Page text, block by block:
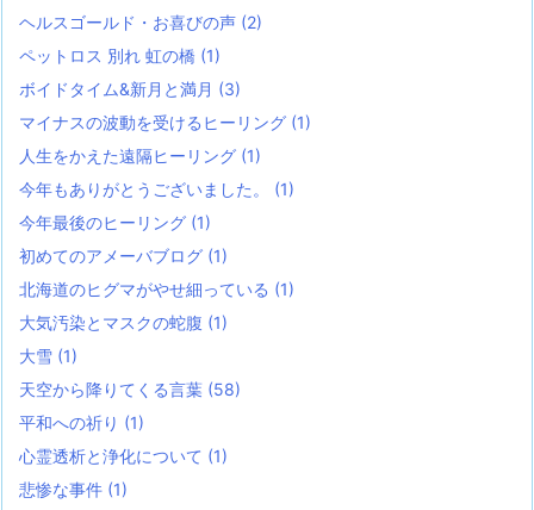
ヘルスゴールド・お喜びの声 (2)
ペットロス 別れ 虹の橋 (1)
ボイドタイム&新月と満月 (3)
マイナスの波動を受けるヒーリング (1)
人生をかえた遠隔ヒーリング (1)
今年もありがとうございました。 (1)
今年最後のヒーリング (1)
初めてのアメーバブログ (1)
北海道のヒグマがやせ細っている (1)
大気汚染とマスクの蛇腹 (1)
大雪 (1)
天空から降りてくる言葉 (58)
平和への祈り (1)
心霊透析と浄化について (1)
悲惨な事件 (1)